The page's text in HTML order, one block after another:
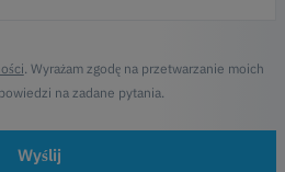
. Wyrażam zgodę na przetwarzanie moich
na zadane pytania.
Wyślij